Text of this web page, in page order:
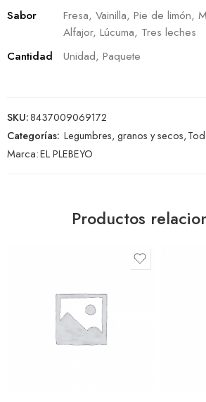
Sabor
Fresa, Vainilla, Pie de limón,
Alfajor, Lúcuma, Tres leches
Cantidad
Unidad, Paquete
SKU:8437009069172
Categorías: Legumbres, granos y secos,
Marca:EL PLEBEYO
Productos